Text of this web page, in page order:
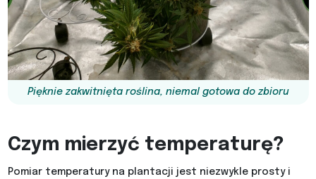
Pięknie zakwitnięta roślina, niemal gotowa do zbioru
Czym mierzyć temperaturę?
Pomiar temperatury na plantacji jest niezwykle prosty i